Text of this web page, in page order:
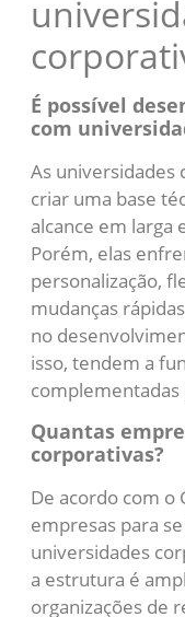
É possível
com
As universidades
criar uma base
alcance em larga
Porém, elas
personalização,
mudanças
no
isso, tendem a
Quantas
corporativas?
De acordo com o
empresas para
universidades
a estrutura é
organizações de